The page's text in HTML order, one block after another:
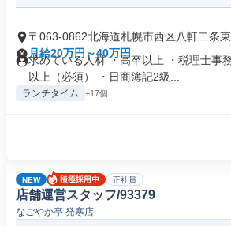
〒063-0862北海道札幌市西区八軒二条東
月給20万円～40万円
求めている人材 ・高卒以上 ・税理士事
以上（必須） ・日商簿記2級...
ランチタイム +17個
NEW 正社員
店舗運営スタッフ/93379
なごやか亭 発寒店